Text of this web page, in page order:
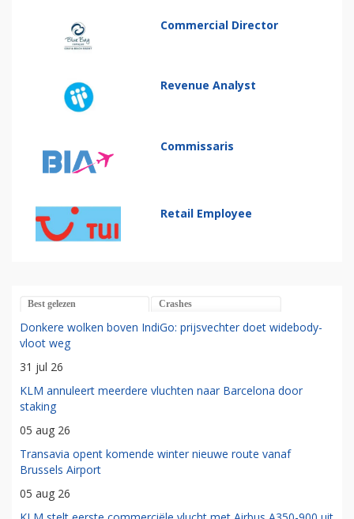
Commercial Director
Revenue Analyst
Commissaris
Retail Employee
Best gelezen Crashes
Donkere wolken boven IndiGo: prijsvechter doet widebody-
vloot weg
31 jul 26
KLM annuleert meerdere vluchten naar Barcelona door
staking
05 aug 26
Transavia opent komende winter nieuwe route vanaf
Brussels Airport
05 aug 26